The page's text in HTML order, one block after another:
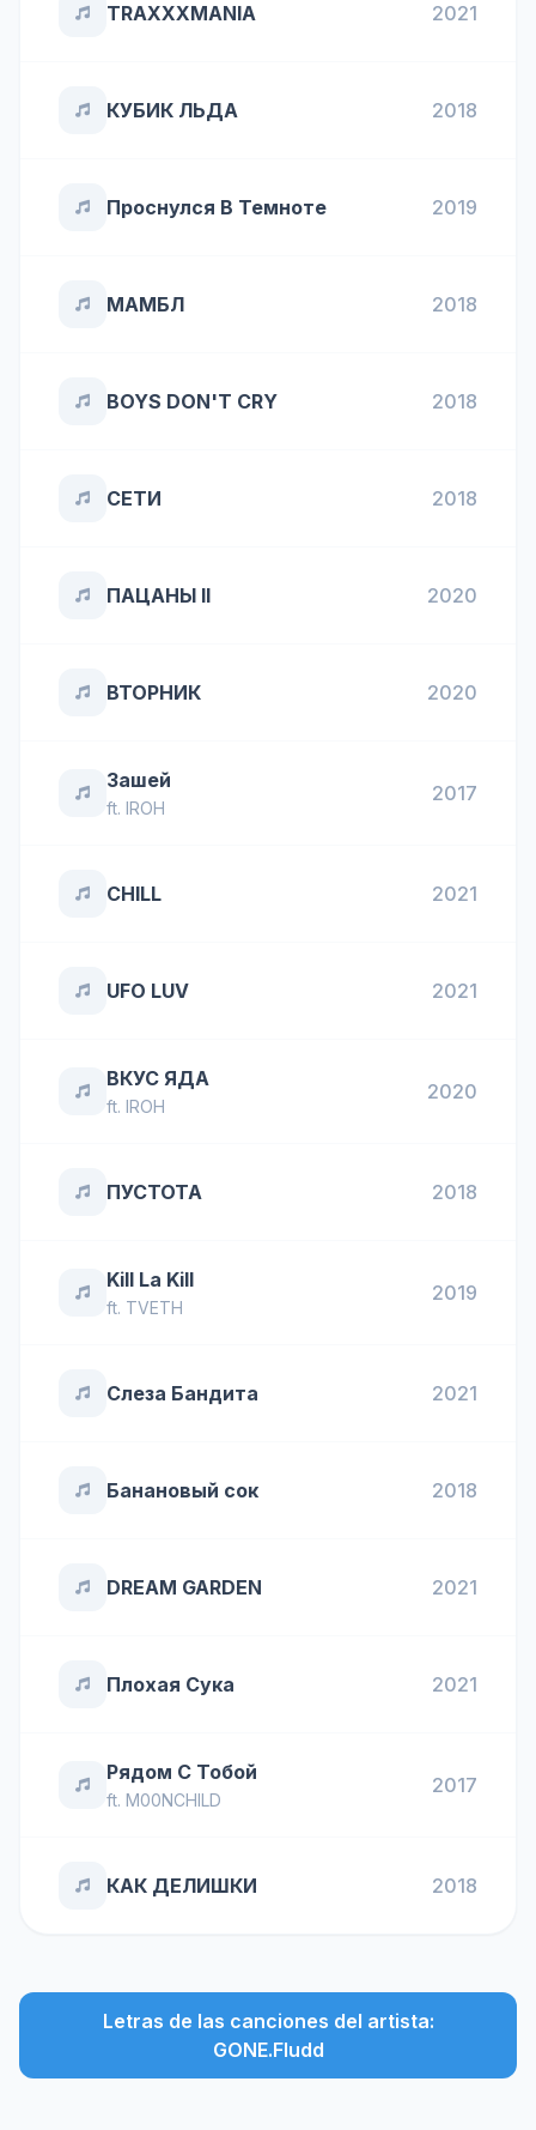
TRAXXXMANIA 2021
КУБИК ЛЬДА 2018
Проснулся В Темноте 2019
МАМБЛ 2018
BOYS DON'T CRY 2018
СЕТИ 2018
ПАЦАНЫ II 2020
ВТОРНИК 2020
Зашей
ft. IROH
2017
CHILL 2021
UFO LUV 2021
ВКУС ЯДА
ft. IROH
2020
ПУСТОТА 2018
Kill La Kill
ft. TVETH
2019
Слеза Бандита 2021
Банановый сок 2018
DREAM GARDEN 2021
Плохая Сука 2021
Рядом С Тобой
ft. M00NCHILD
2017
КАК ДЕЛИШКИ 2018
Letras de las canciones del artista:
GONE.Fludd